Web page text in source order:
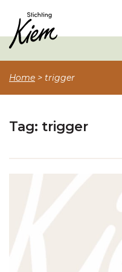
Home > trigger
Tag: trigger